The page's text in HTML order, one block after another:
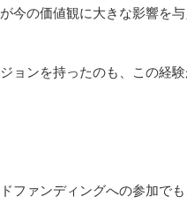
の価値観に大きな影響を与
ンを持ったのも、この経験
ァンディングへの参加でも